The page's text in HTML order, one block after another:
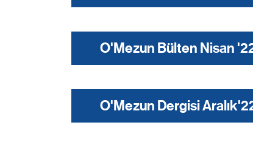
O'Mezun Bülten Nisan
O'Mezun Dergisi